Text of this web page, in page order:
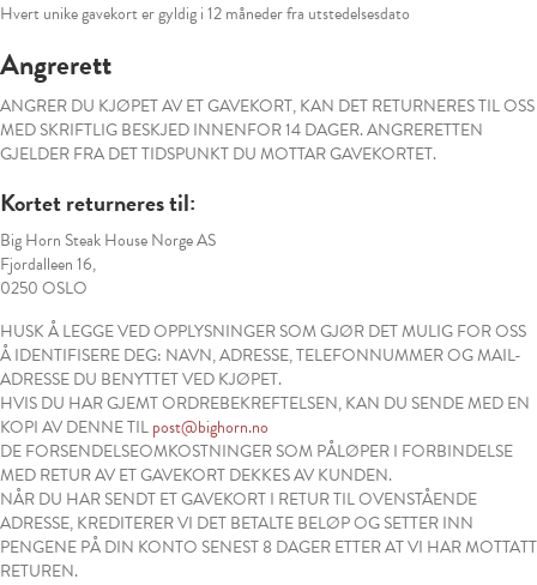
Hvert unike gavekort er gyldig i 12 måneder fra utstedelsesdato
Angrerett
ANGRER DU KJØPET AV ET GAVEKORT, KAN DET RETURNERES TIL OSS
MED SKRIFTLIG BESKJED INNENFOR 14 DAGER. ANGRERETTEN
GJELDER FRA DET TIDSPUNKT DU MOTTAR GAVEKORTET.
Kortet returneres til:
Big Horn Steak House Norge AS
Fjordalleen 16,
0250 OSLO
HUSK Å LEGGE VED OPPLYSNINGER SOM GJØR DET MULIG FOR OSS
Å IDENTIFISERE DEG: NAVN, ADRESSE, TELEFONNUMMER OG MAIL-
ADRESSE DU BENYTTET VED KJØPET.
HVIS DU HAR GJEMT ORDREBEKREFTELSEN, KAN DU SENDE MED EN
KOPI AV DENNE TILpost@bighorn.no
DE FORSENDELSEOMKOSTNINGER SOM PÅLØPER I FORBINDELSE
MED RETUR AV ET GAVEKORT DEKKES AV KUNDEN.
NÅR DU HAR SENDT ET GAVEKORT I RETUR TIL OVENSTÅENDE
ADRESSE, KREDITERER VI DET BETALTE BELØP OG SETTER INN
PENGENE PÅ DIN KONTO SENEST 8 DAGER ETTER AT VI HAR MOTTATT
RETUREN.